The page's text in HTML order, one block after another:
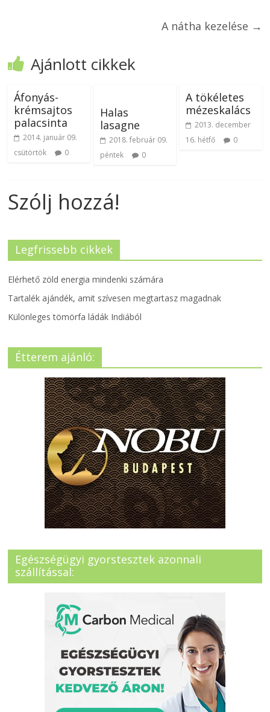
A nátha kezelése →
Ajánlott cikkek
Áfonyás-
krémsajtos
palacsinta
2014. január 09.
csütörtök
0
Halas
lasagne
2018. február 09.
péntek
0
A tökéletes
mézeskalács
2013. december
16. hétfő
0
Szólj hozzá!
Legfrissebb cikkek
Elérhető zöld energia mindenki számára
Tartalék ajándék, amit szívesen megtartasz magadnak
Különleges tömörfa ládák Indiából
Étterem ajánló:
Egészségügyi gyorstesztek azonnali
szállítással: